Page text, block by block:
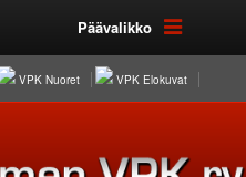
Päävalikko
VPK Nuoret VPK Elokuvat